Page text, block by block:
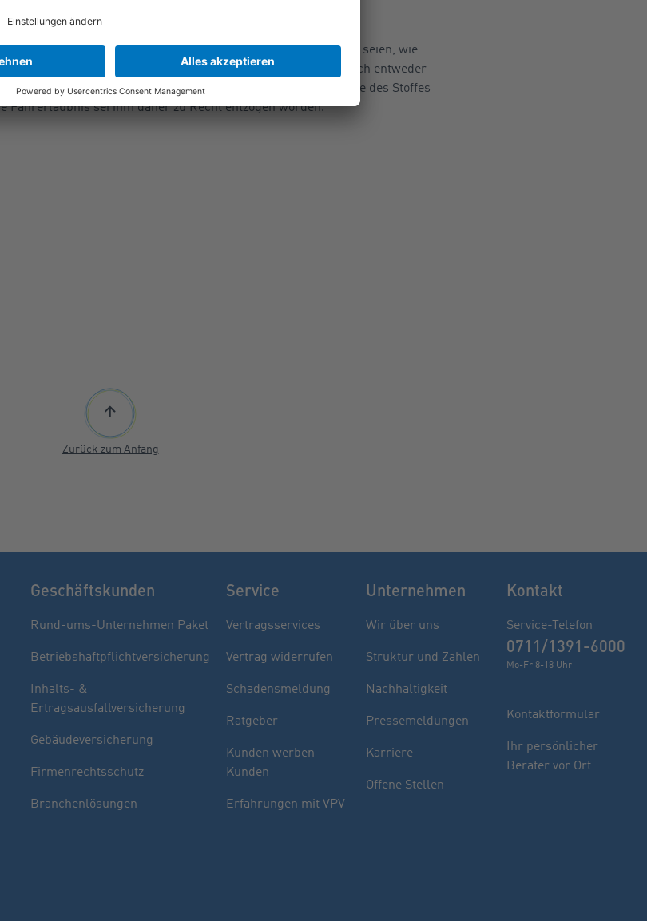
Finden Sie Ihren Berater
Sie haben noch Fragen oder möchten sich
indivuell beraten lassen.
festgestellt worden, die auf Amphetamin zurückzuführen seien, wie
Pupillen sowie Zittern und Unruhe. Daher habe er sich entweder
oder die Verordnung stelle nicht sicher, dass die Einnahme des Stoffes
Fahrerlaubnis sei ihm daher zu Recht entzogen worden.
Zurück zum Anfang
Geschäftskunden
Rund-ums-Unternehmen Paket
Betriebshaftpflichtversicherung
Inhalts- &
Ertragsausfallversicherung
Gebäudeversicherung
Firmenrechtsschutz
Branchenlösungen
Service
Vertragsservices
Vertrag widerrufen
Schadensmeldung
Ratgeber
Kunden werben
Kunden
Erfahrungen mit VPV
Unternehmen
Wir über uns
Struktur und Zahlen
Nachhaltigkeit
Pressemeldungen
Karriere
Offene Stellen
Kontakt
Service-Telefon
0711/1391-6000
Mo-Fr 8-18 Uhr
Kontaktformular
Ihr persönlicher
Berater vor Ort